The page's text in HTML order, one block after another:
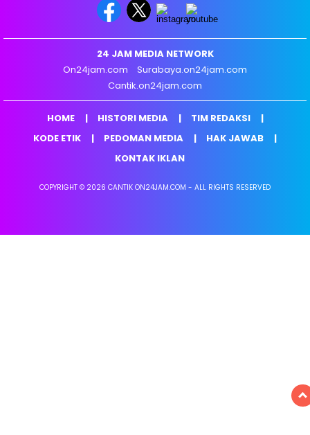
24 JAM MEDIA NETWORK
On24jam.com
Surabaya.on24jam.com
Cantik.on24jam.com
HOME HISTORI MEDIA
TIM REDAKSI
KODE ETIK
PEDOMAN MEDIA
HAK JAWAB
KONTAK IKLAN
COPYRIGHT © 2026 CANTIK ON24JAM.COM - ALL RIGHTS RESERVED